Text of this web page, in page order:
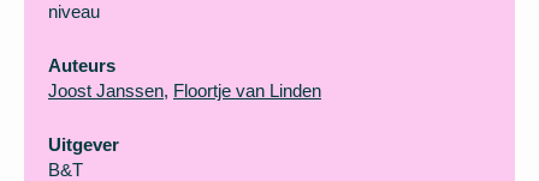
niveau
Auteurs
Joost Janssen, Floortje van Linden
Uitgever
B&T